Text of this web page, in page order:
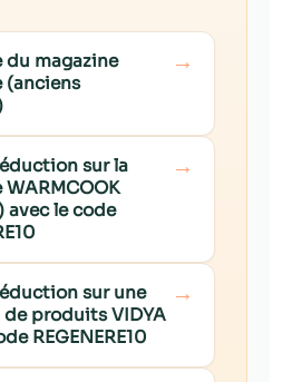
du magazine
(anciens
→
sur la
avec le code
→
sur une
produits VIDYA
REGENERE10
→